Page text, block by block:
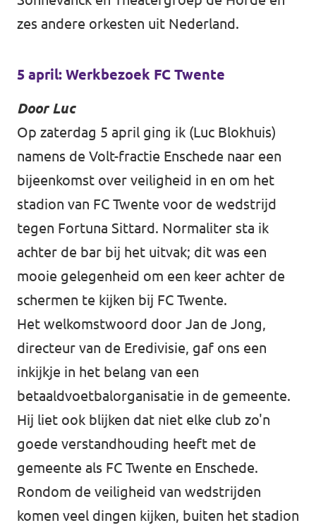
zes andere orkesten uit Nederland.
5 april: Werkbezoek FC Twente
Door Luc
Op zaterdag 5 april ging ik (Luc Blokhuis)
namens de Volt-fractie Enschede naar een
bijeenkomst over veiligheid in en om het
stadion van FC Twente voor de wedstrijd
tegen Fortuna Sittard. Normaliter sta ik
achter de bar bij het uitvak; dit was een
mooie gelegenheid om een keer achter de
schermen te kijken bij FC Twente.
Het welkomstwoord door Jan de Jong,
directeur van de Eredivisie, gaf ons een
inkijkje in het belang van een
betaaldvoetbalorganisatie in de gemeente.
Hij liet ook blijken dat niet elke club zo'n
goede verstandhouding heeft met de
gemeente als FC Twente en Enschede.
Rondom de veiligheid van wedstrijden
komen veel dingen kijken, buiten het stadion